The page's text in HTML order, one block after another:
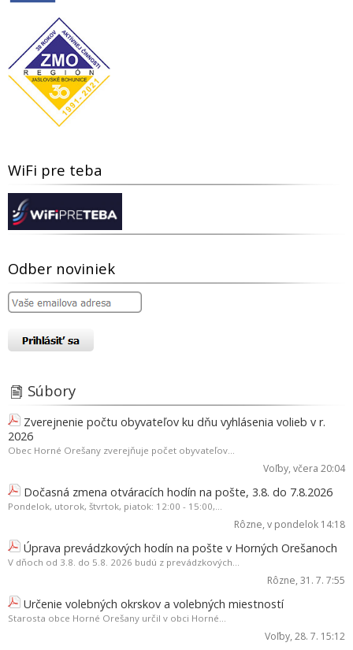
WiFi pre teba
Odber noviniek
Súbory
Zverejnenie počtu obyvateľov ku dňu vyhlásenia volieb v r.
2026
Obec Horné Orešany zverejňuje počet obyvateľov...
Voľby, včera 20:04
Dočasná zmena otváracích hodín na pošte, 3.8. do 7.8.2026
Pondelok, utorok, štvrtok, piatok: 12:00 - 15:00,...
Rôzne, v pondelok 14:18
Úprava prevádzkových hodín na pošte v Horných Orešanoch
V dňoch od 3.8. do 5.8. 2026 budú z prevádzkových...
Rôzne, 31. 7. 7:55
Určenie volebných okrskov a volebných miestností
Starosta obce Horné Orešany určil v obci Horné...
Voľby, 28. 7. 15:12